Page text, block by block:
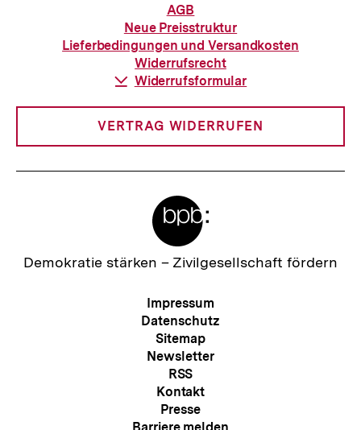
Informationen
zur
Bestellung
AGB
Neue Preisstruktur
Lieferbedingungen und Versandkosten
Widerrufsrecht
Download-
Widerrufsformular
VERTRAG WIDERRUFEN
Zur
Demokratie stärken – Zivilgesellschaft fördern
Meta-
Navigation
Impressum
Datenschutz
Sitemap
Newsletter
RSS
Kontakt
Presse
Barriere melden